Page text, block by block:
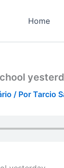
Home
/ Por Tarcio